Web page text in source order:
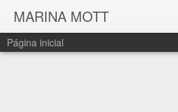
MARINA MOTT
Página inicial